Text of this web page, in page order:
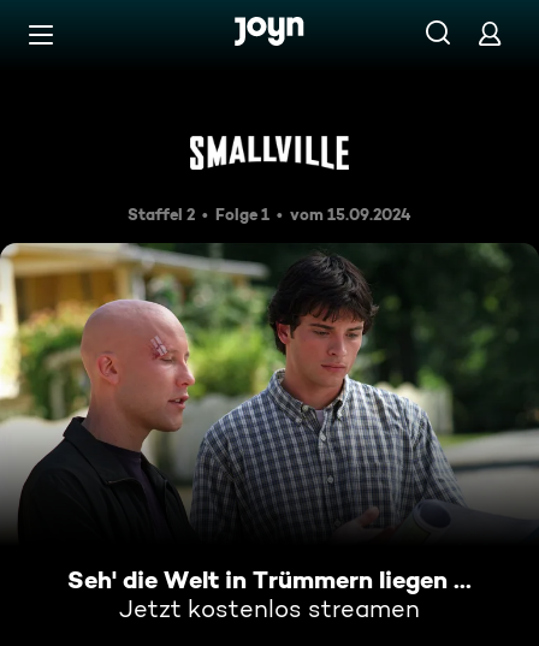
Zum Inhalt springen
Seh' die Welt in Trümmern
Staffel 2 Folge 1 vom 15.09.2024
Seh' die Welt in Trümmern liegen ...
Jetzt kostenlos streamen